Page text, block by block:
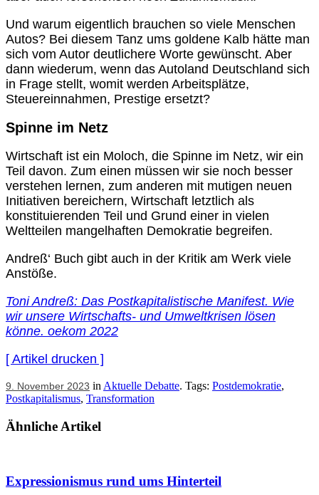
Und warum eigentlich brauchen so viele Menschen
Autos? Bei diesem Tanz ums goldene Kalb hätte man
sich vom Autor deutlichere Worte gewünscht. Aber
dann wiederum, wenn das Autoland Deutschland sich
in Frage stellt, womit werden Arbeitsplätze,
Steuereinnahmen, Prestige ersetzt?
Spinne im Netz
Wirtschaft ist ein Moloch, die Spinne im Netz, wir ein
Teil davon. Zum einen müssen wir sie noch besser
verstehen lernen, zum anderen mit mutigen neuen
Initiativen bereichern, Wirtschaft letztlich als
konstituierenden Teil und Grund einer in vielen
Weltteilen mangelhaften Demokratie begreifen.
Andreß‘ Buch gibt auch in der Kritik am Werk viele
Anstöße.
Toni Andreß: Das Postkapitalistische Manifest. Wie
wir unsere Wirtschafts- und Umweltkrisen lösen
könne. oekom 2022
[ Artikel drucken ]
9. November 2023 in Aktuelle Debatte. Tags: Postdemokratie,
Postkapitalismus, Transformation
Ähnliche Artikel
Expressionismus rund ums Hinterteil